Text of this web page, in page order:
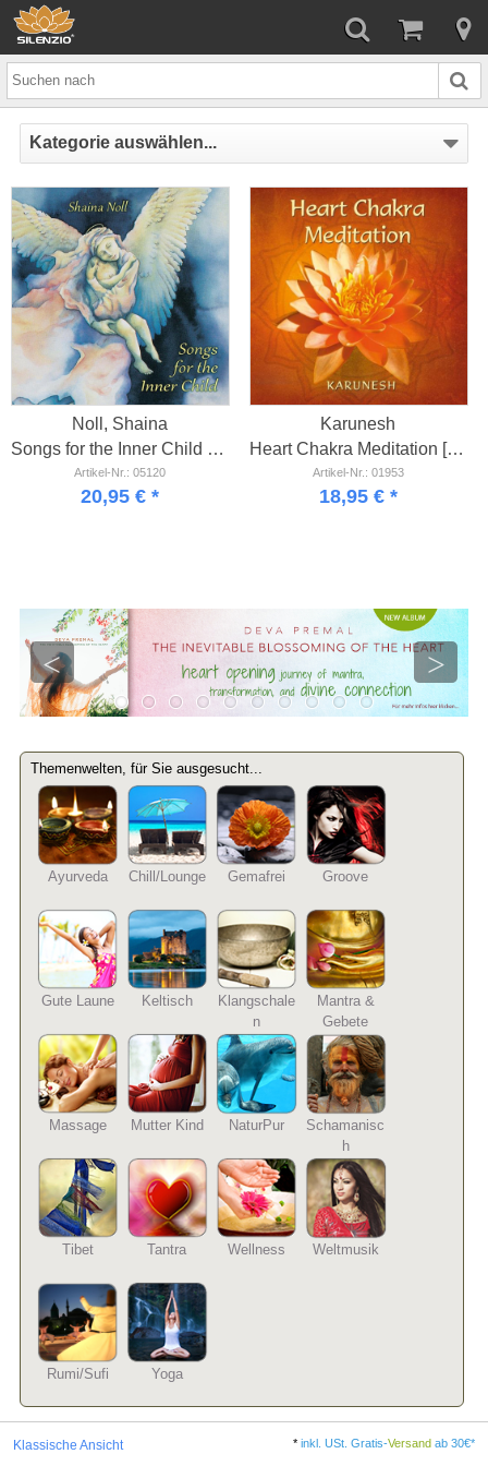
Kategorie auswählen...
Noll, Shaina
Songs for the Inner Child [CD]
Artikel-Nr.: 05120
20,95 € *
Karunesh
Heart Chakra Meditation [CD]
Artikel-Nr.: 01953
18,95 € *
Previo Next
Themenwelten, für Sie ausgesucht...
Ayurveda Chill/Lounge Gemafrei Groove
Gute Laune Keltisch
Klangschale
n
Mantra &
Gebete
Massage Mutter Kind NaturPur
Schamanisc
h
Tibet Tantra Wellness Weltmusik
Rumi/Sufi Yoga
Klassische Ansicht *inkl. USt. Gratis-Versand ab 30€*